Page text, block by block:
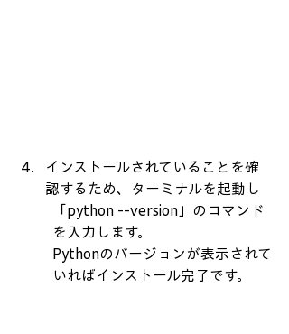
インストールされていることを確
認するため、ターミナルを起動し
「python --version」のコマンド
を入力します。
Pythonのバージョンが表示されて
いればインストール完了です。